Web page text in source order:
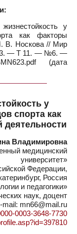
у
как факторы
В. Носкова // Мир
— Т 11. — №6. —
(дата
у
спорта как
деятельности
Владимировна
медицинский
университет»
Федерации,
Россия
и педагогики»
наук, доцент
mail: mn66@mail.ru
0003-3648-7730